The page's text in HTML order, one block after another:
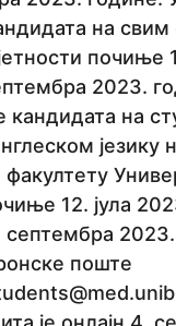
на свим
почиње
2023.
на
језику
12. јула
септембра
поште